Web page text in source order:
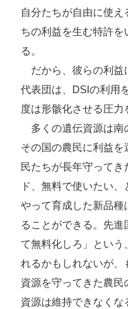
自分たちが自由に使
ちの利益を生む特許
る。
だから、彼らの利益
代表団は、DSIの利用
度は形骸化させる圧力
多くの遺伝資源は南
その国の農民に利益
民たちが長年守ってき
ド、無料で使いたい
やって育成した新品種
ることができる。先
て無料化しろ」という
れるかもしれないが
資源を守ってきた農
資源は維持できなくな